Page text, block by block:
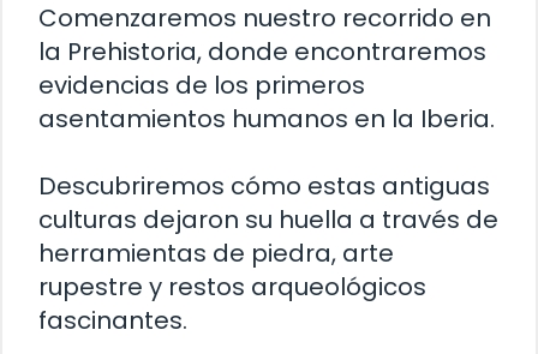
Comenzaremos nuestro recorrido en
la Prehistoria, donde encontraremos
evidencias de los primeros
asentamientos humanos en la Iberia.
Descubriremos cómo estas antiguas
culturas dejaron su huella a través de
herramientas de piedra, arte
rupestre y restos arqueológicos
fascinantes.